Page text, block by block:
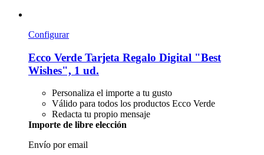
Configurar
Ecco Verde Tarjeta Regalo Digital "Best
Wishes", 1 ud.
Personaliza el importe a tu gusto
Válido para todos los productos Ecco Verde
Redacta tu propio mensaje
Importe de libre elección
Envío por email